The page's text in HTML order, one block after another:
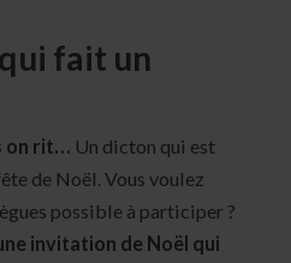
fait un
on rit… Un dicton qui est
de Noël. Vous voulez
possible à participer ?
invitation de Noël qui